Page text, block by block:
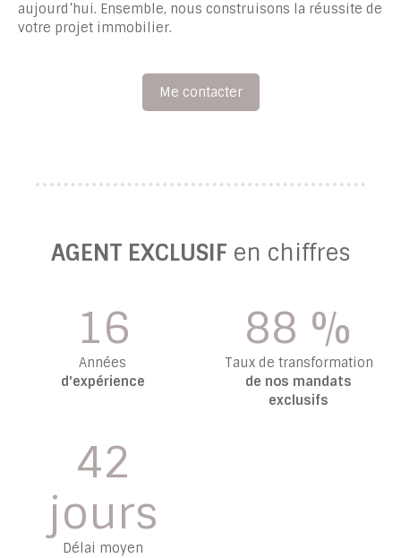
aujourd’hui. Ensemble, nous construisons la réussite de
votre projet immobilier.
Me contacter
AGENT EXCLUSIF en chiffres
16
Années
d'expérience
88 %
Taux de transformation
de nos mandats
exclusifs
42
jours
Délai moyen